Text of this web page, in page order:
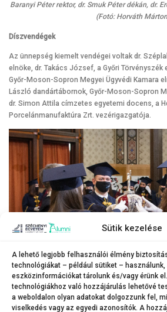
Sütik kezelése
A lehető legjobb felhasználói élmény
technológiákat – például sütiket – használunk,
eszközinformációkat tárolunk és/vagy érünk
technológiákhoz való hozzájárulás lehetővé
a weboldalon olyan adatokat dolgozzunk fel,
viselkedés vagy az egyedi azonosítók. A
Baranyi Péter rektor, dr. Smuk Péter dékán, dr.
(Fotó: Horváth
Díszvendégek
Az ünnepség kiemelt vendégei voltak dr.
elnöke, dr. Takács József, a Győri Törvényszék
Győr-Moson-Sopron Megyei Ügyvédi Kamara
László dandártábornok, Győr-Moson-Sopron
dr. Simon Attila címzetes egyetemi docens, a
Porcelánmanufaktúra Zrt. vezérigazgatója.
A doktorrá avatás ünnepi pillanatai.